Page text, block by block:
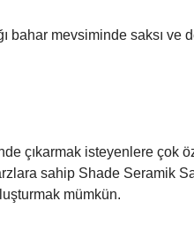
bahar mevsiminde saksı ve
çıkarmak isteyenlere çok
sahip Shade Seramik
mümkün.